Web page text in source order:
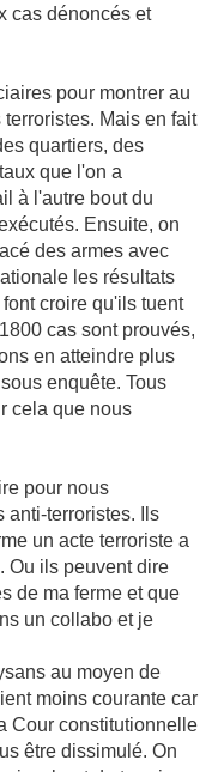
cas dénoncés et
pour montrer au
Mais en fait
quartiers, des
que l'on a
à l'autre bout du
Ensuite, on
des armes avec
les résultats
croire qu'ils tuent
cas sont prouvés,
en atteindre plus
enquête. Tous
cela que nous
pour nous
anti-terroristes. Ils
un acte terroriste a
Ou ils peuvent dire
de ma ferme et que
un collabo et je
au moyen de
moins courante car
Cour constitutionnelle
être dissimulé. On